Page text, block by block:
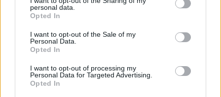
personal data.
Opted In
I want to opt-out of the Sale of my
Personal Data.
Opted In
I want to opt-out of processing my
Personal Data for Targeted Advertising.
Opted In